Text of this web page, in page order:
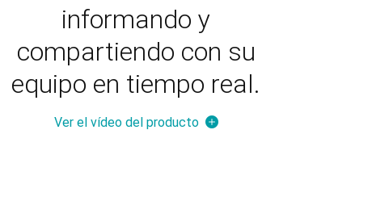
informando y
compartiendo con su
equipo en tiempo real.
Ver el vídeo del producto